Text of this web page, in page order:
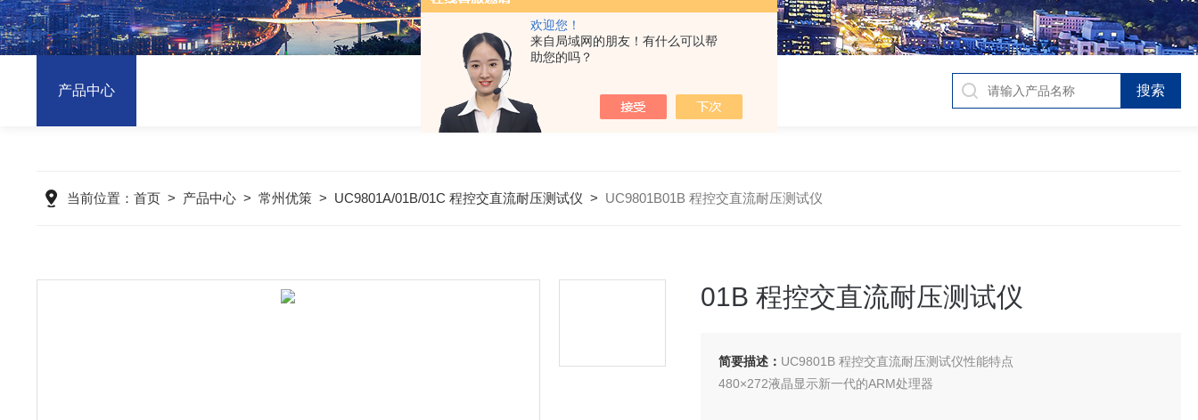
欢迎您！
来自局域网的朋友！有什么可以帮
助您的吗？
产品中心
当前位置： 首页> 产品中心> 常州优策> UC9801A/01B/01C 程控交直流耐压测试仪 > UC9801B01B 程控交直流耐压测试仪
01B 程控交直流耐压测试仪
简要描述： UC9801B 程控交直流耐压测试仪性能特点
480×272液晶显示新一代的ARM处理器